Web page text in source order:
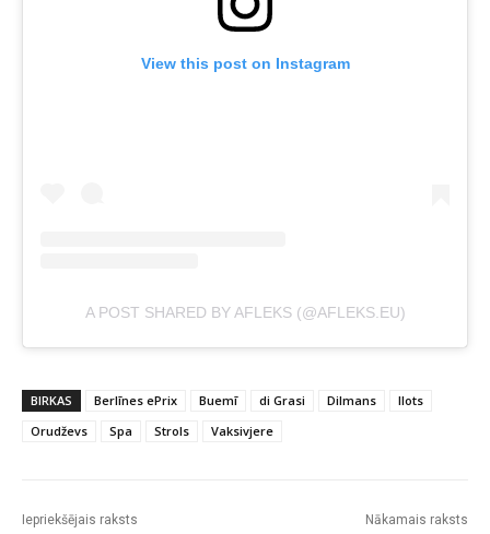
View this post on Instagram
A POST SHARED BY AFLEKS (@AFLEKS.EU)
BIRKAS Berlīnes ePrix Buemī di Grasi Dilmans
Ilots
Orudževs
Spa Strols Vaksivjere
Iepriekšējais raksts Nākamais raksts